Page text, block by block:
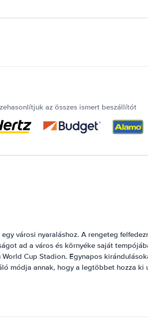
az összes ismert beszállítót
városi nyaraláshoz. A rengeteg
ad a város és környéke saját
Cup Stadion. Egynapos
módja annak, hogy a legtöbbet hozza ki